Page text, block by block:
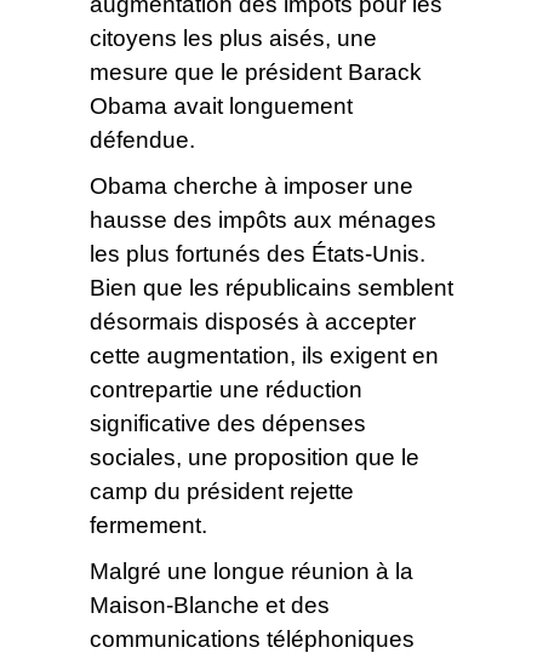
citoyens les plus aisés, une
mesure que le président Barack
Obama avait longuement
défendue.
Obama cherche à imposer une
hausse des impôts aux ménages
les plus fortunés des États-Unis.
Bien que les républicains semblent
désormais disposés à accepter
cette augmentation, ils exigent en
contrepartie une réduction
significative des dépenses
sociales, une proposition que le
camp du président rejette
fermement.
Malgré une longue réunion à la
Maison-Blanche et des
communications téléphoniques